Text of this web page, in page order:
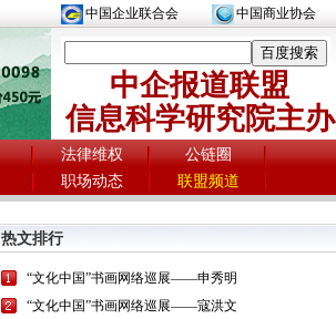
中国企业联合会 中国商业协会
中企报道联盟
信息科学研究院主办
法律维权
公链圈
职场动态 联盟频道
热文排行
“文化中国”书画网络巡展——申秀明
“文化中国”书画网络巡展——寇洪文